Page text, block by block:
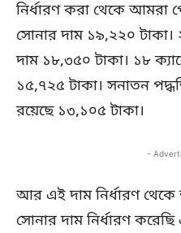
নির্ধারণ করা থেকে আমরা
সোনার দাম ১৯,২২০ টাকা।
দাম ১৮,৩৫০ টাকা। ১৮
১৫,৭২৫ টাকা। সনাতন
রয়েছে ১৩,১০৫ টাকা।
-
আর এই দাম নির্ধারণ
সোনার দাম নির্ধারণ